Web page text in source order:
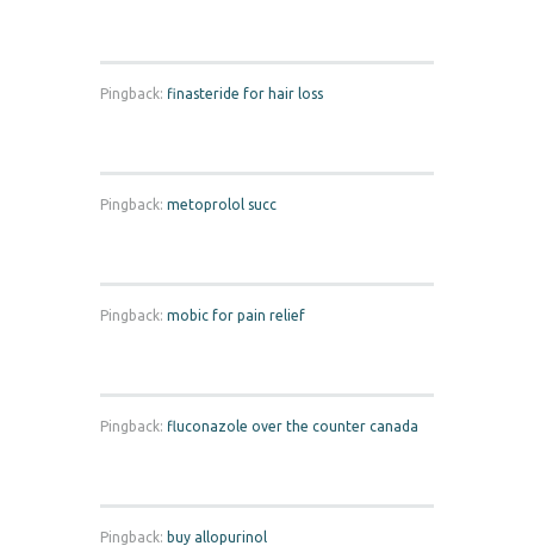
Pingback: finasteride for hair loss
Pingback: metoprolol succ
Pingback: mobic for pain relief
Pingback: fluconazole over the counter canada
Pingback: buy allopurinol